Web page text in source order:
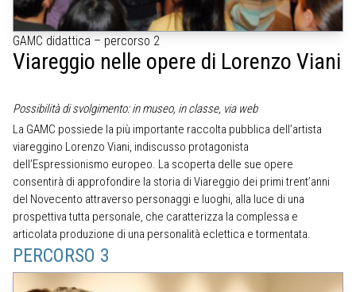
GAMC didattica – percorso 2
Viareggio nelle opere di Lorenzo Viani
Possibilità di svolgimento: in museo, in classe, via web
La GAMC possiede la più importante raccolta pubblica dell’artista
viareggino Lorenzo Viani, indiscusso protagonista
dell’Espressionismo europeo. La scoperta delle sue opere
consentirà di approfondire la storia di Viareggio dei primi trent’anni
del Novecento attraverso personaggi e luoghi, alla luce di una
prospettiva tutta personale, che caratterizza la complessa e
articolata produzione di una personalità eclettica e tormentata.
PERCORSO 3